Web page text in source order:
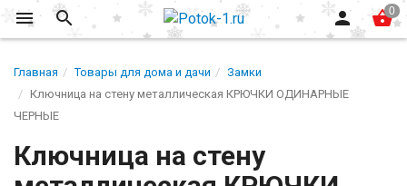
Главная Товары для дома и дачи
Замки
Ключница на стену металлическая КРЮЧКИ ОДИНАРНЫЕ
ЧЕРНЫЕ
Ключница на стену